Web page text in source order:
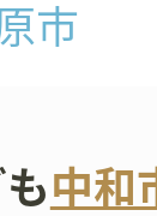
市
中和